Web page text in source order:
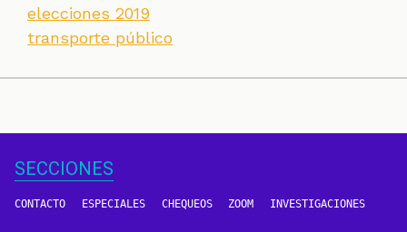
elecciones 2019
transporte público
SECCIONES
CONTACTO ESPECIALES CHEQUEOS ZOOM INVESTIGACIONES